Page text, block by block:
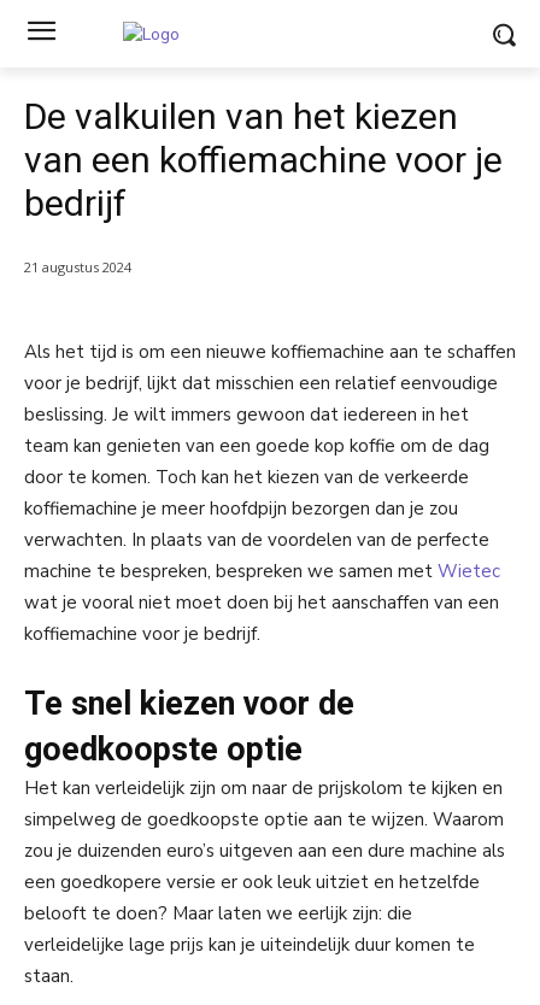
De valkuilen van het kiezen
van een koffiemachine voor je
bedrijf
21 augustus 2024
Als het tijd is om een nieuwe koffiemachine aan te schaffen
voor je bedrijf, lijkt dat misschien een relatief eenvoudige
beslissing. Je wilt immers gewoon dat iedereen in het
team kan genieten van een goede kop koffie om de dag
door te komen. Toch kan het kiezen van de verkeerde
koffiemachine je meer hoofdpijn bezorgen dan je zou
verwachten. In plaats van de voordelen van de perfecte
machine te bespreken, bespreken we samen met Wietec
wat je vooral niet moet doen bij het aanschaffen van een
koffiemachine voor je bedrijf.
Te snel kiezen voor de
goedkoopste optie
Het kan verleidelijk zijn om naar de prijskolom te kijken en
simpelweg de goedkoopste optie aan te wijzen. Waarom
zou je duizenden euro’s uitgeven aan een dure machine als
een goedkopere versie er ook leuk uitziet en hetzelfde
belooft te doen? Maar laten we eerlijk zijn: die
verleidelijke lage prijs kan je uiteindelijk duur komen te
staan.